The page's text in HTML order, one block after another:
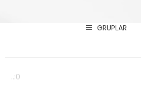
GRUPLAR
..:0